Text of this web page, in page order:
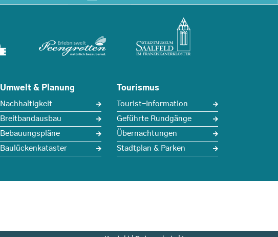
Umwelt & Planung
Nachhaltigkeit
Breitbandausbau
Bebauungspläne
Baulückenkataster
Tourismus
Tourist-Information
Geführte Rundgänge
Übernachtungen
Stadtplan & Parken